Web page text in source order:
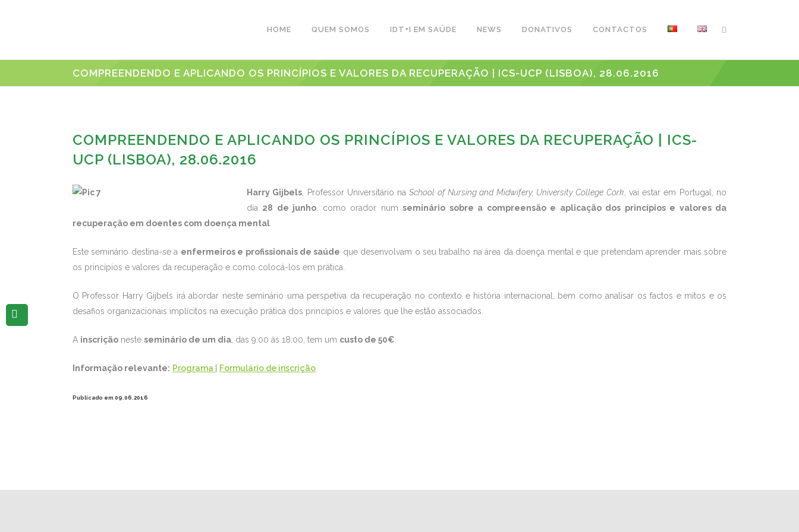
HOME QUEM SOMOS IDT+I EM SAÚDE NEWS DONATIVOS CONTACTOS
COMPREENDENDO E APLICANDO OS PRINCÍPIOS E VALORES DA RECUPERAÇÃO | ICS-UCP (LISBOA), 28.06.2016
COMPREENDENDO E APLICANDO OS PRINCÍPIOS E VALORES DA RECUPERAÇÃO | ICS-
UCP (LISBOA), 28.06.2016
Harry Gijbels , Professor Universitário naSchool of Nursing and Midwifery, University College Cork , vai estar em Portugal, no
dia 28 de junho , como orador numseminário sobre a compreensão e aplicação dos princípios e valores da
recuperação em doentes com doença mental
Este seminário destina-se a enfermeiros e profissionais de saúde que desenvolvam o seu trabalho na área da doença mental e que pretendam aprender mais sobre
os princípios e valores da recuperação e como colocá-los em prática.
O Professor Harry Gijbels irá abordar neste seminário uma perspetiva da recuperação no contexto e história internacional, bem como analisar os factos e mitos e os
desafios organizacionais implícitos na execução prática dos princípios e valores que lhe estão associados.
A inscrição neste seminário de um dia , das 9:00 às 18:00, tem um custo de 50€
Informação relevante: Programa Formulário de inscrição
Publicado em 09.06.2016